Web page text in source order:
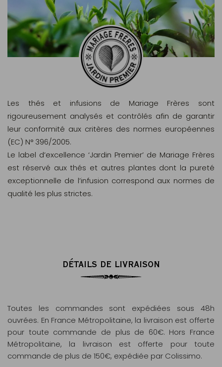
Les thés et infusions de Mariage Frères sont
rigoureusement analysés et contrôlés afin de garantir
leur conformité aux critères des normes européennes
(EC) N° 396/2005.
Le label d’excellence ‘Jardin Premier’ de Mariage Frères
est réservé aux thés et autres plantes dont la pureté
exceptionnelle de l’infusion correspond aux normes de
qualité les plus strictes.
DÉTAILS DE LIVRAISON
Toutes les commandes sont expédiées sous 48h
ouvrées. En France Métropolitaine, la livraison est offerte
pour toute commande de plus de 60€. Hors France
Métropolitaine, la livraison est offerte pour toute
commande de plus de 150€, expédiée par Colissimo.